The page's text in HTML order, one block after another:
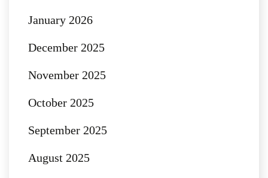
January 2026
December 2025
November 2025
October 2025
September 2025
August 2025